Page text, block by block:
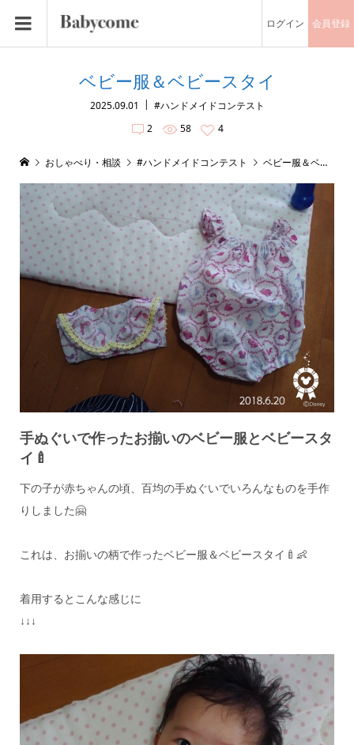
ログイン 会員登録
ベビー服＆ベビースタイ
2025.09.01
#ハンドメイドコンテスト
2
58 4
おしゃべり・相談 #ハンドメイドコンテスト ベビー服＆ベビースタイ
手ぬぐいで作ったお揃いのベビー服とベビースタ
イ🍼
下の子が赤ちゃんの頃、百均の手ぬぐいでいろんなものを手作
りしました🤗
これは、お揃いの柄で作ったベビー服＆ベビースタイ🍼👶
着用するとこんな感じに
↓↓↓